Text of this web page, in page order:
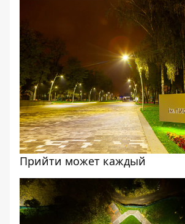
Прийти может каждый